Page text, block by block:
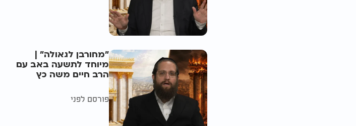
"מחורבן לגאולה" |
מיוחד לתשעה באב עם
הרב חיים משה כץ
פורסם לפני